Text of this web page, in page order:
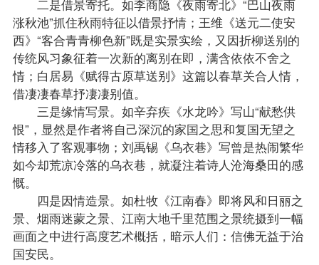
二是借景寄托。如李商隐《夜雨寄北》“巴山夜雨
涨秋池”抓住秋雨特征以借景抒情；王维《送元二使安
西》“客合青青柳色新”既是实景实绘，又因折柳送别的
传统风习象征着一次新的离别在即，满含依依不舍之
情；白居易《赋得古原草送别》这篇以春草关合人情，
借凄凄春草抒凄凄别值。
三是缘情写景。如辛弃疾《水龙吟》写山“献愁供
恨”，显然是作者将自己深沉的家国之思和复国无望之
情移入了客观事物；刘禹锡《乌衣巷》写曾是热闹繁华
如今却荒凉冷落的乌衣巷，就凝注着诗人沧海桑田的感
慨。
四是因情造景。如杜牧《江南春》即将风和日丽之
景、烟雨迷蒙之景、江南大地千里范围之景统摄到一幅
画面之中进行高度艺术概括，暗示人们：信佛无益于治
国安民。